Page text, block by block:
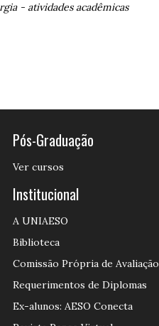
- atividades acadêmicas
Pós-Graduação
Ver cursos
Institucional
A UNIAESO
Biblioteca
Comissão Própria de Avaliação
Requerimentos de Diplomas
Ex-alunos: AESO Conecta